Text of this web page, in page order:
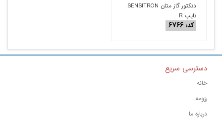
دتکتور گاز متان SENSITRON
تایپ R
کد: ۶۷۶۶
دسترسی سریع
خانه
رزومه
درباره ما